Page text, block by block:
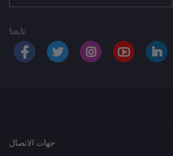
تابعنا
جهات الاتصال